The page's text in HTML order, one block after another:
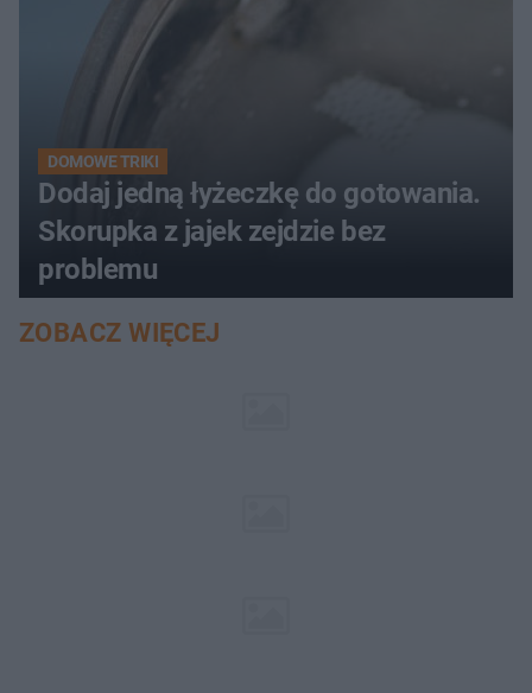
DOMOWE TRIKI
Dodaj jedną łyżeczkę do gotowania.
Skorupka z jajek zejdzie bez
problemu
ZOBACZ WIĘCEJ